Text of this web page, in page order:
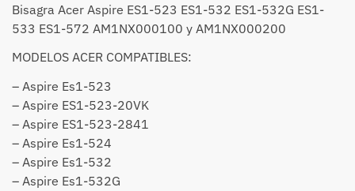
Bisagra Acer Aspire ES1-523 ES1-532 ES1-532G ES1-
533 ES1-572 AM1NX000100 y AM1NX000200
MODELOS ACER COMPATIBLES:
– Aspire Es1-523
– Aspire ES1-523-20VK
– Aspire ES1-523-2841
– Aspire Es1-524
– Aspire Es1-532
– Aspire Es1-532G